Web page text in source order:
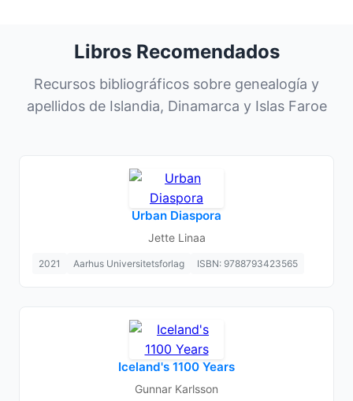
Libros Recomendados
Recursos bibliográficos sobre genealogía y
apellidos de Islandia, Dinamarca y Islas Faroe
Urban Diaspora
Jette Linaa
2021 Aarhus Universitetsforlag ISBN: 9788793423565
Iceland's 1100 Years
Gunnar Karlsson